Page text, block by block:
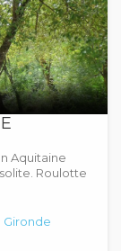
Aquitaine
Roulotte
Gironde